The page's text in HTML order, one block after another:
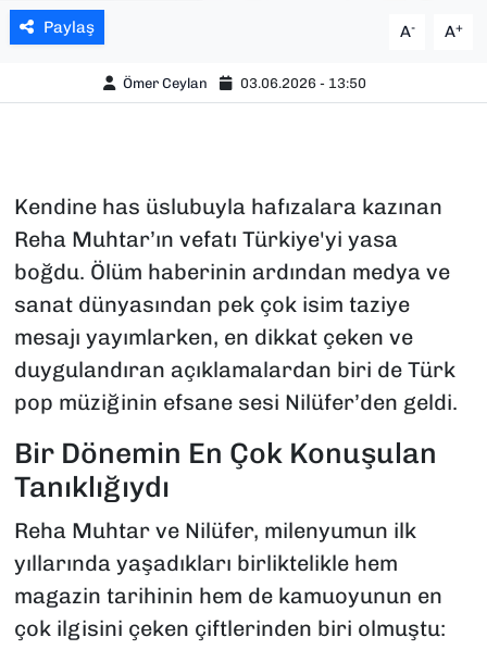
Paylaş A- A+
Ömer Ceylan 03.06.2026 - 13:50
Kendine has üslubuyla hafızalara kazınan
Reha Muhtar’ın vefatı Türkiye'yi yasa
boğdu. Ölüm haberinin ardından medya ve
sanat dünyasından pek çok isim taziye
mesajı yayımlarken, en dikkat çeken ve
duygulandıran açıklamalardan biri de Türk
pop müziğinin efsane sesi Nilüfer’den geldi.
Bir Dönemin En Çok Konuşulan
Tanıklığıydı
Reha Muhtar ve Nilüfer, milenyumun ilk
yıllarında yaşadıkları birliktelikle hem
magazin tarihinin hem de kamuoyunun en
çok ilgisini çeken çiftlerinden biri olmuştu: